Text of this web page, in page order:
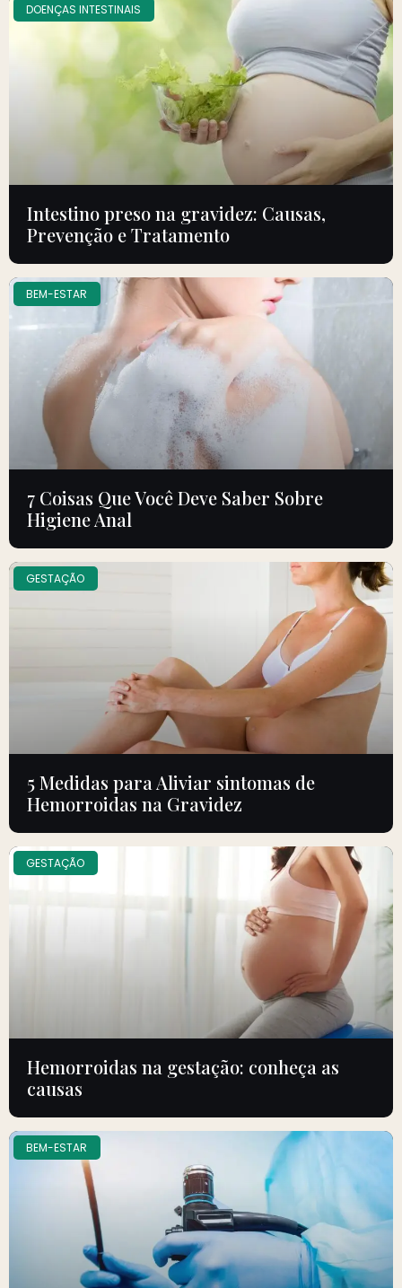
DOENÇAS INTESTINAIS
Intestino preso na gravidez: Causas,
Prevenção e Tratamento
BEM-ESTAR
7 Coisas Que Você Deve Saber Sobre
Higiene Anal
GESTAÇÃO
5 Medidas para Aliviar sintomas de
Hemorroidas na Gravidez
GESTAÇÃO
Hemorroidas na gestação: conheça as
causas
BEM-ESTAR